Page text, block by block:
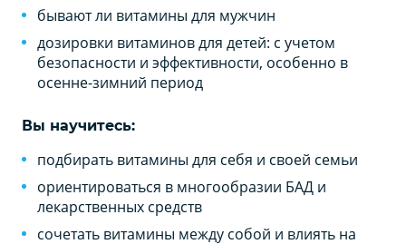
бывают ли витамины для мужчин
дозировки витаминов для детей: с учетом
безопасности и эффективности, особенно в
осенне-зимний период
Вы научитесь:
подбирать витамины для себя и своей семьи
ориентироваться в многообразии БАД и
лекарственных средств
сочетать витамины между собой и влиять на